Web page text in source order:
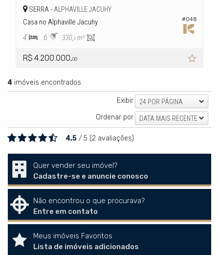
#048
SERRA - ALPHAVILLE JACUHY
Casa no Alphaville Jacuhy
4 6 330,0m²
R$ 4.200.000,00
4 imóveis encontrados
Exibir 24 POR PÁGINA
Ordenar por DATA MAIS RECENTE
4,5 / 5 (2 avaliações)
Quer vender seu imóvel?
Cadastre-se e anuncie conosco
Não encontrou o que procurava?
Entre em contato
Meus imóveis Favoritos
Lista de imóveis adicionados